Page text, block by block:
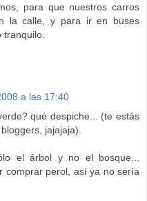
para que nuestros carros
la calle, y para ir en buses
a las 17:40
qué despiche... (te estás
jajajaja).
el árbol y no el bosque...
comprar perol, así ya no sería